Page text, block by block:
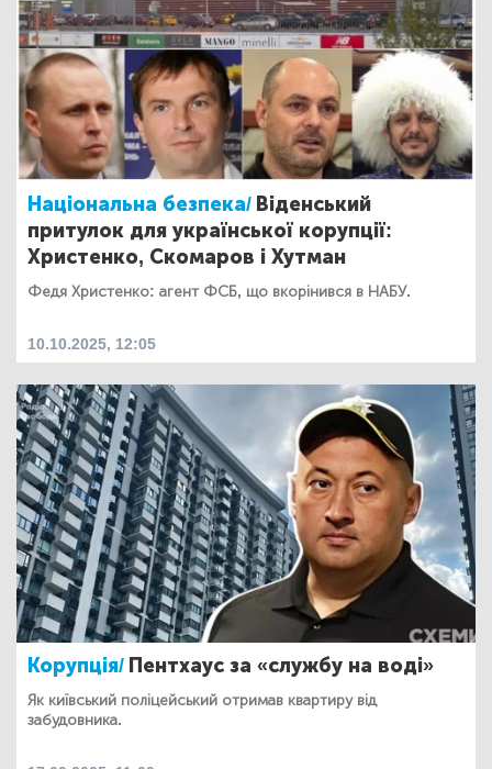
Національна безпека/ Віденський
притулок для української корупції:
Христенко, Скомаров і Хутман
Федя Христенко: агент ФСБ, що вкорінився в НАБУ.
10.10.2025, 12:05
Корупція/ Пентхаус за «службу на воді»
Як київський поліцейський отримав квартиру від
забудовника.